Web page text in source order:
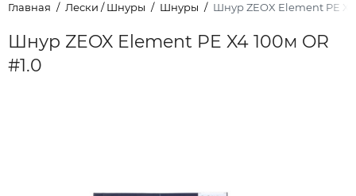
Главная Лески / Шнуры Шнуры Шнур ZEOX Element PE
Шнур ZEOX Element PE X4 100м OR
#1.0